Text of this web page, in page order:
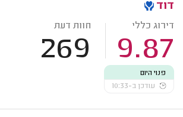
דוד
דירוג כללי
9.87
חוות דעת
269
פנוי היום
עודכן ב-10:33